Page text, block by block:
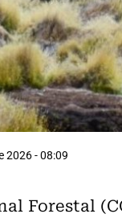
2026 - 08:09
Forestal